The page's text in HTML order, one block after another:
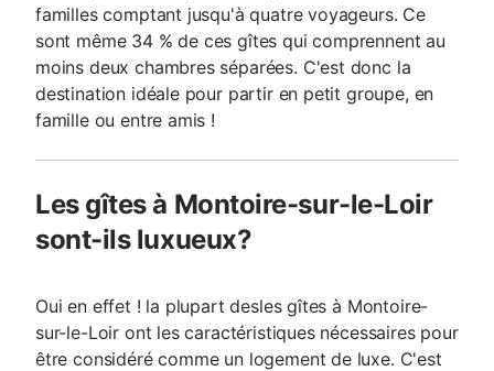
familles comptant jusqu'à quatre voyageurs. Ce
sont même 34 % de ces gîtes qui comprennent au
moins deux chambres séparées. C'est donc la
destination idéale pour partir en petit groupe, en
famille ou entre amis !
Les gîtes à Montoire-sur-le-Loir
sont-ils luxueux?
Oui en effet ! la plupart desles gîtes à Montoire-
sur-le-Loir ont les caractéristiques nécessaires pour
être considéré comme un logement de luxe. C'est